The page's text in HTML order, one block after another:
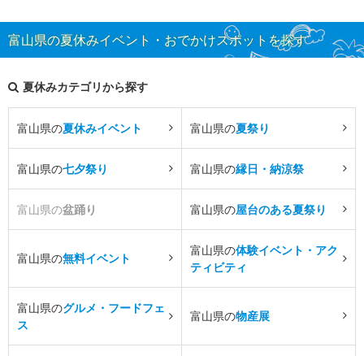
富山県の夏休みイベント・おでかけスポットを探す
夏休みカテゴリから探す
富山県の夏休みイベント 富山県の夏祭り
富山県の七夕祭り 富山県の縁日・納涼祭
富山県の盆踊り 富山県の屋台のある夏祭り
富山県の無料イベント
富山県の体験イベント・アク
ティビティ
富山県のグルメ・フードフェ
ス
富山県の物産展